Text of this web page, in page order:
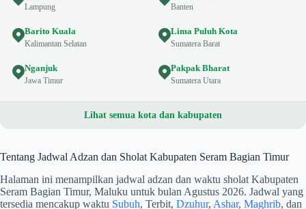
Lampung Banten
Barito Kuala
Kalimantan Selatan
Lima Puluh Kota
Sumatera Barat
Nganjuk
Jawa Timur
Pakpak Bharat
Sumatera Utara
Lihat semua kota dan kabupaten
Tentang Jadwal Adzan dan Sholat Kabupaten Seram Bagian Timur
Halaman ini menampilkan jadwal adzan dan waktu sholat Kabupaten
Seram Bagian Timur, Maluku untuk bulan Agustus 2026. Jadwal yang
tersedia mencakup waktu Subuh, Terbit, Dzuhur, Ashar, Maghrib, dan